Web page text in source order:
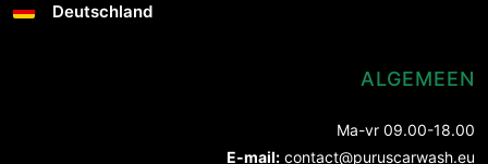
Deutschland
ALGEMEEN
Ma-vr 09.00-18.00
E-mail: contact@puruscarwash.eu